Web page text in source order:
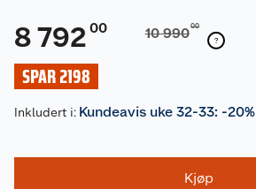
8 792 00 10 99000
SPAR 2198
Inkludert i: Kundeavis uke 32-33: -20%
Kjøp